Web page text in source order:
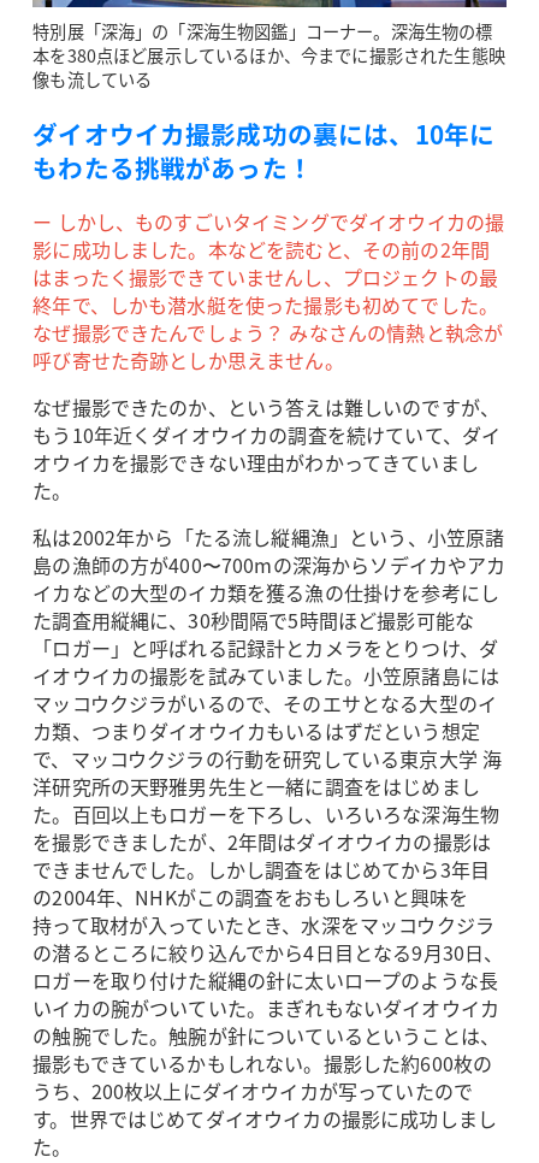
特別展「深海」の「深海生物図鑑」コーナー。深海生物の標
本を380点ほど展示しているほか、今までに撮影された生態映
像も流している
ダイオウイカ撮影成功の裏には、10年に
もわたる挑戦があった！
ー しかし、ものすごいタイミングでダイオウイカの撮
影に成功しました。本などを読むと、その前の2年間
はまったく撮影できていませんし、プロジェクトの最
終年で、しかも潜水艇を使った撮影も初めてでした。
なぜ撮影できたんでしょう？ みなさんの情熱と執念が
呼び寄せた奇跡としか思えません。
なぜ撮影できたのか、という答えは難しいのですが、
もう10年近くダイオウイカの調査を続けていて、ダイ
オウイカを撮影できない理由がわかってきていまし
た。
私は2002年から「たる流し縦縄漁」という、小笠原諸
島の漁師の方が400〜700mの深海からソデイカやアカ
イカなどの大型のイカ類を獲る漁の仕掛けを参考にし
た調査用縦縄に、30秒間隔で5時間ほど撮影可能な
「ロガー」と呼ばれる記録計とカメラをとりつけ、ダ
イオウイカの撮影を試みていました。小笠原諸島には
マッコウクジラがいるので、そのエサとなる大型のイ
カ類、つまりダイオウイカもいるはずだという想定
で、マッコウクジラの行動を研究している東京大学 海
洋研究所の天野雅男先生と一緒に調査をはじめまし
た。百回以上もロガーを下ろし、いろいろな深海生物
を撮影できましたが、2年間はダイオウイカの撮影は
できませんでした。しかし調査をはじめてから3年目
の2004年、NHKがこの調査をおもしろいと興味を
持って取材が入っていたとき、水深をマッコウクジラ
の潜るところに絞り込んでから4日目となる9月30日、
ロガーを取り付けた縦縄の針に太いロープのような長
いイカの腕がついていた。まぎれもないダイオウイカ
の触腕でした。触腕が針についているということは、
撮影もできているかもしれない。撮影した約600枚の
うち、200枚以上にダイオウイカが写っていたので
す。世界ではじめてダイオウイカの撮影に成功しまし
た。